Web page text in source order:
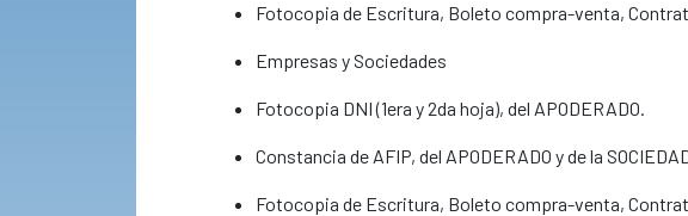
Fotocopia de Escritura, Boleto compra-venta,
Empresas y Sociedades
Fotocopia DNI (1era y 2da hoja), del APODERADO.
Constancia de AFIP, del APODERADO y de la
Fotocopia de Escritura, Boleto compra-venta,